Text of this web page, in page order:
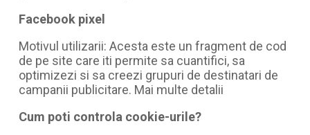
Facebook pixel
Motivul utilizarii: Acesta este un fragment de cod
de pe site care iti permite sa cuantifici, sa
optimizezi si sa creezi grupuri de destinatari de
campanii publicitare. Mai multe detalii
Cum poti controla cookie-urile?